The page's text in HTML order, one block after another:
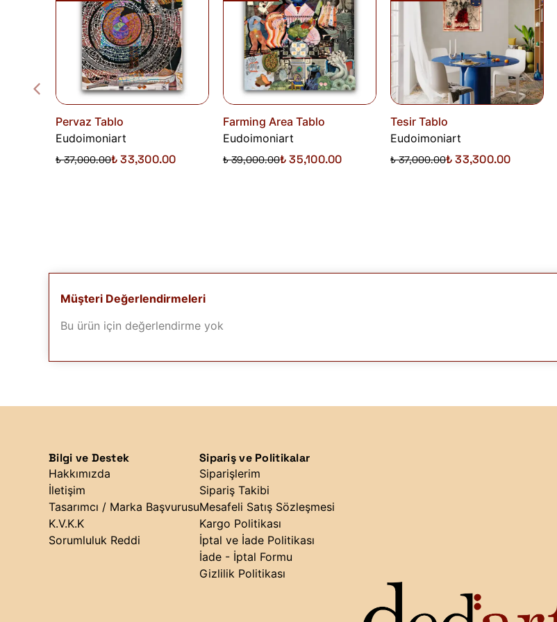
Pervaz Tablo
Eudoimoniart
₺ 37,000.00₺ 33,300.00
Farming Area Tablo
Eudoimoniart
₺ 39,000.00₺ 35,100.00
Tesir Tablo
Eudoimoniart
₺ 37,000.00₺ 33,300.00
Müşteri Değerlendirmeleri
Bu ürün için değerlendirme yok
Bilgi ve Destek
Hakkımızda
İletişim
Tasarımcı / Marka Başvurusu
K.V.K.K
Sorumluluk Reddi
Sipariş ve Politikalar
Siparişlerim
Sipariş Takibi
Mesafeli Satış Sözleşmesi
Kargo Politikası
İptal ve İade Politikası
İade - İptal Formu
Gizlilik Politikası